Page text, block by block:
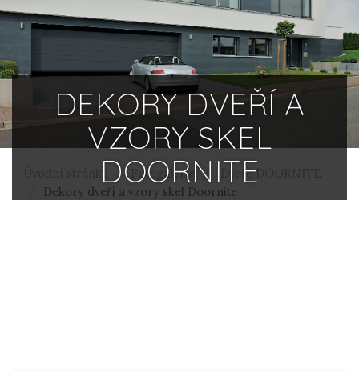
Úvodní stránka Fotogalerie
Dveře DOORNITE
Dekory dveří a vzory skel Doornite
DEKORY DVEŘÍ A
VZORY SKEL
DOORNITE